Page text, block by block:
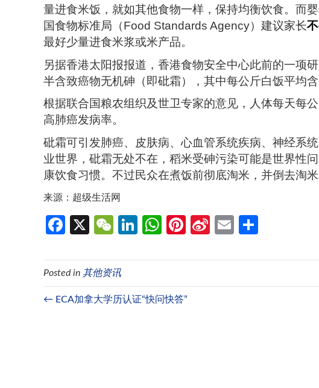
量进食米饭，就如其他食物一样，保持均衡饮食。而
国食物标准局（Food Standards Agency）建议家长
最好少量进食米浆或米产品。
另据香港太阳报报道，香港食物安全中心此前的一项
半含致癌物无机砷（即砒霜），其中每公斤白饭平均
根据联合国粮农组织及世卫专家的意见，人体每天每
高肺癌发病率。
砒霜可引发肺癌、皮肤病、心血管系统疾病、神经系
业世界，砒霜无处不在，稻米受砷污染可能是世界性
康饮食习惯。不过民众在煮饭前彻底淘米，并倒去淘
来源：超级生活网
Fa
b
o
o
X
W
C
h
at
Li
ke
dI
n
W
at
s
A
Pi
er
es
t
Si
a
W
E
ail
Posted in 其他资讯
← ECA加拿大学历认证“快问快答”